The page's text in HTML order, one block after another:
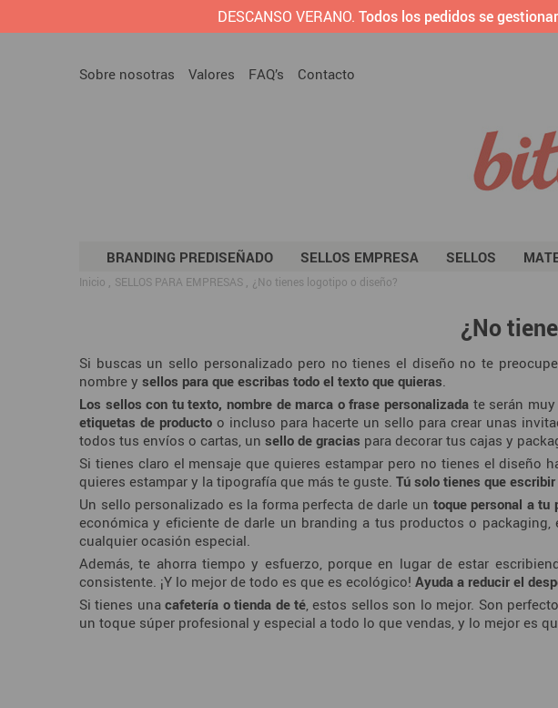
DESCANSO VERANO. Todos los pedidos se
Sobre nosotras Valores FAQ’s Contacto
BRANDING PREDISEÑADO SELLOS EMPRESA SELLOS
Inicio SELLOS PARA EMPRESAS ¿No tienes logotipo o diseño?
¿No
Si buscas un sello personalizado pero no tienes el diseño no te
nombre y sellos para que escribas todo el texto que quieras
Los sellos con tu texto, nombre de marca o frase personalizada te serán
etiquetas de producto o incluso para hacerte un sello para crear unas
todos tus envíos o cartas, un sello de gracias para decorar tus cajas y
Si tienes claro el mensaje que quieres estampar pero no tienes el diseño
quieres estampar y la tipografía que más te guste. Tú solo tienes que
Un sello personalizado es la forma perfecta de darle un toque personal a tu
económica y eficiente de darle un branding a tus productos o
cualquier ocasión especial.
Además, te ahorra tiempo y esfuerzo, porque en lugar de estar
consistente. ¡Y lo mejor de todo es que es ecológico! Ayuda a reducir el
Si tienes unacafetería o tienda de té , estos sellos son lo mejor. Son
un toque súper profesional y especial a todo lo que vendas, y lo mejor es